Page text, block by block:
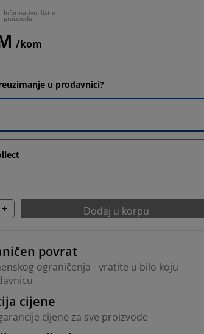
Informativni list o
proizvodu
/kom
u prodavnici?
+ Dodaj u korpu
povrat
ograničenja - vratite u bilo koju
cijene
cijene za sve proizvode